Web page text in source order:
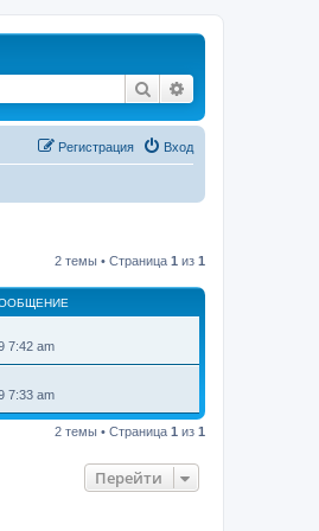
Поиск
Вход
Регистрация
2 темы • Страница 1 из 1
7:42 am
7:33 am
2 темы • Страница 1 из 1
Перейти